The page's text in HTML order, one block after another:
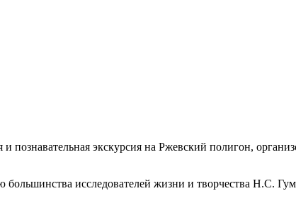
экскурсия на Ржевский полигон,
исследователей жизни и творчества Н.С.